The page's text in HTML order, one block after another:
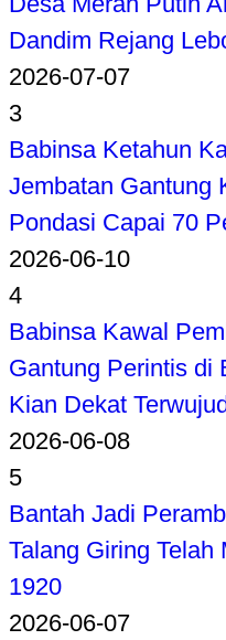
Dandim Rejang
2026-07-07
3
Babinsa Ketahun
Jembatan Gantung
Pondasi Capai 70
2026-06-10
4
Babinsa Kawal
Gantung Perintis di
Kian Dekat Terwujud
2026-06-08
5
Bantah Jadi
Talang Giring
1920
2026-06-07